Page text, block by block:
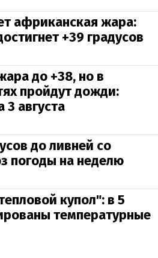
африканская жара:
+39 градусов
до +38, но в
пройдут дожди:
3 августа
до ливней со
погоды на неделю
купол": в 5
температурные